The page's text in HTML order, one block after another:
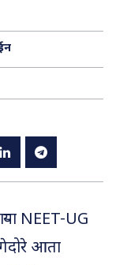
NEET-UG
आता